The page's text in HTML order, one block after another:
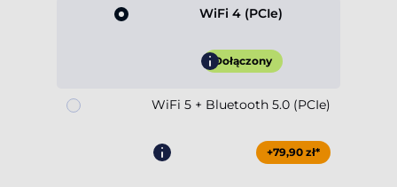
WiFi 4 (PCIe)
Dołączony
WiFi 5 + Bluetooth 5.0 (PCIe)
+79,90 zł*